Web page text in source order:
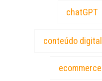
chatGPT
conteúdo digital
ecommerce